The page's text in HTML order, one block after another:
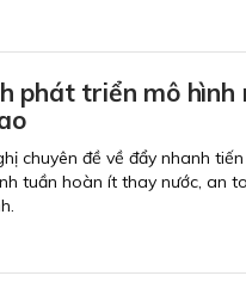
phát triển mô hình
chuyên đề về đẩy nhanh
tuần hoàn ít thay nước, an